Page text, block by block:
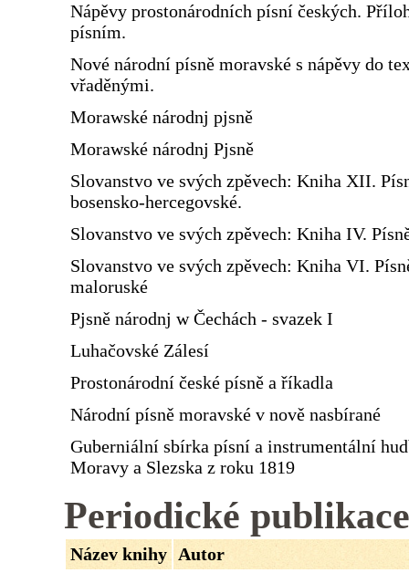
Nápěvy prostonárodních písní českých.
písním.
Nové národní písně moravské s nápěvy do
vřaděnými.
Morawské národnj pjsně
Morawské národnj Pjsně
Slovanstvo ve svých zpěvech: Kniha XII.
bosensko-hercegovské.
Slovanstvo ve svých zpěvech: Kniha IV.
Slovanstvo ve svých zpěvech: Kniha VI.
maloruské
Pjsně národnj w Čechách - svazek I
Luhačovské Zálesí
Prostonárodní české písně a říkadla
Národní písně moravské v nově nasbírané
Guberniální sbírka písní a instrumentální
Moravy a Slezska z roku 1819
Periodické publikace
Název knihy Autor